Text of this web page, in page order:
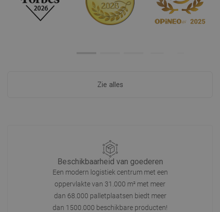
Zie alles
Beschikbaarheid van goederen
Een modern logistiek centrum met een
oppervlakte van 31.000 m² met meer
dan 68.000 palletplaatsen biedt meer
dan 1500.000 beschikbare producten!